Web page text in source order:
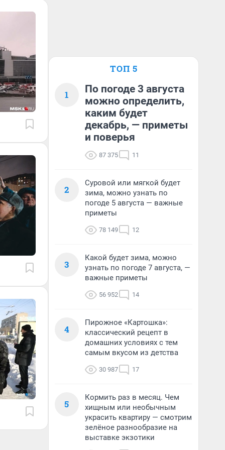
ТОП 5
1
По погоде 3 августа
можно определить,
каким будет
декабрь, — приметы
и поверья
87 375 11
2
Суровой или мягкой будет
зима, можно узнать по
погоде 5 августа — важные
приметы
78 149 12
3
Какой будет зима, можно
узнать по погоде 7 августа, —
важные приметы
56 952 14
4
Пирожное «Картошка»:
классический рецепт в
домашних условиях с тем
самым вкусом из детства
30 987 17
5
Кормить раз в месяц. Чем
хищным или необычным
украсить квартиру — смотрим
зелёное разнообразие на
выставке экзотики